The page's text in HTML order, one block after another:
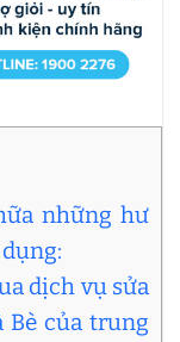
những hư
dịch vụ sửa
Bè của trung